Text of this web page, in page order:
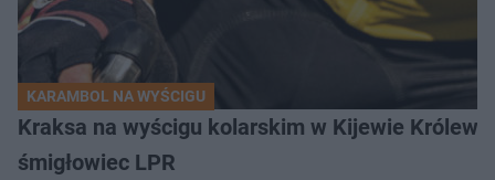
KARAMBOL NA WYŚCIGU
Kraksa na wyścigu kolarskim w Kijewie
śmigłowiec LPR